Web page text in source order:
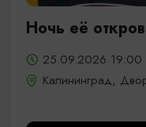
Ночь её
25.09.2026 19:00
Калининград,